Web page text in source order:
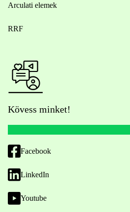
Arculati elemek
RRF
Kövess minket!
Facebook
LinkedIn
Youtube